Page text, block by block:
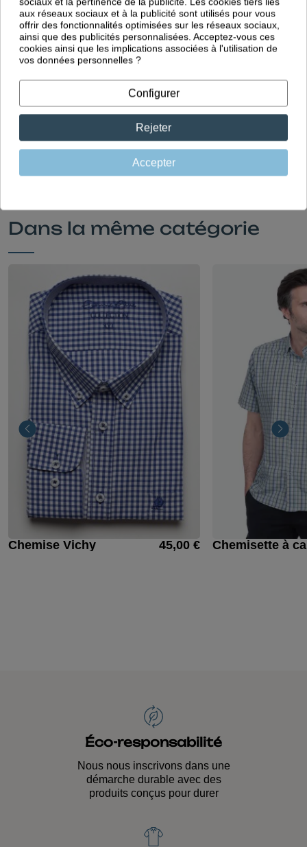
Fabrication
Européenne
France et fabriqués au Portugal
dans notre propre usine
Dans la même catégorie
Chemise Vichy 45,00 € Chemisette à
Éco-responsabilité
Nous nous inscrivons dans une
démarche durable avec des
produits conçus pour durer
aux réseaux sociaux et à la publicité sont utilisés pour vous
offrir des fonctionnalités optimisées sur les réseaux sociaux,
ainsi que des publicités personnalisées. Acceptez-vous ces
cookies ainsi que les implications associées à l'utilisation de
vos données personnelles ?
Configurer
Rejeter
Accepter